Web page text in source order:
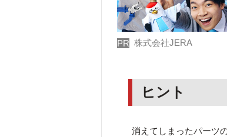
PR 株式会社JERA
ヒント
消えてしまったパーツ